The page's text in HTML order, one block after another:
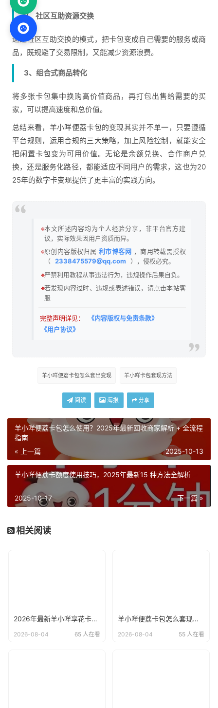
2、社区互助资源交换
通过社区互助交换的模式，把卡包变成自己需要的服务或商
品，既规避了交易限制，又能减少资源浪费。
3、组合式商品转化
将多张卡包集中换购高价值商品，再打包出售给需要的买
家，可以提高速度和总价值。
总结来看，羊小咩便荔卡包的变现其实并不单一，只要遵循
平台规则，运用合规的三大策略，加上风险控制，就能安全
把闲置卡包变为可用价值。无论是余额兑换、合作商户兑
换，还是服务化路径，都能适应不同用户的需求，这也为20
25年的数字卡变现提供了更丰富的实践方向。
🔹本文所述内容均为个人经验分享，非平台官方建
议，实际效果因用户资质而异。
🔹原创内容版权归属 利市博客网 ，商用转载需授权
（
2338475579@qq.com
），侵权必究。
🔹严禁利用教程从事违法行为，违规操作后果自负。
🔹若发现内容过时、违规或表述错误，请点击本站客
服
完整声明详见：
《内容版权与免责条款》
《用户协议》
​羊小咩便荔卡包怎么套出变现 羊小咩卡包套现方法
阅读 海报 分享
羊小咩便荔卡包怎么使用？2025年最新回收商家解析 + 全流程
指南
« 上一篇
2025-10-13
羊小咩便荔卡额度使用技巧，2025年最新15 种方法全解析
下一篇 »
2025-10-17
相关阅读
2026年最新羊小咩享花卡与便荔卡操作全攻略：11种方法及实操指南
2026-08-04 65 人在看
羊小咩便荔卡包怎么套现提现？2026年最新回收商家解析 + 全流程指南
2026-08-04 55 人在看